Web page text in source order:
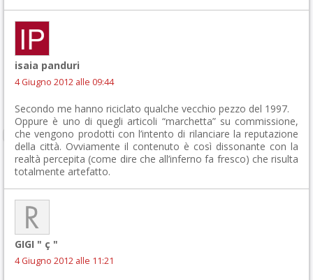
isaia panduri
4 Giugno 2012 alle 09:44
Secondo me hanno riciclato qualche vecchio pezzo del 1997.
Oppure è uno di quegli articoli “marchetta” su commissione,
che vengono prodotti con l’intento di rilanciare la reputazione
della città. Ovviamente il contenuto è così dissonante con la
realtà percepita (come dire che all’inferno fa fresco) che risulta
totalmente artefatto.
GIGI " ç "
4 Giugno 2012 alle 11:21